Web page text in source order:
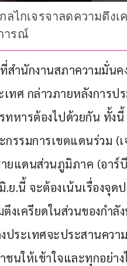
กลไกเจรจาลดความตึ
ารณ์
สำนักงานสภาความมั่น
เทศ กล่าวภายหลังการ
ทหารต้องไปด้วยกัน ทั้ง
กรรมการเขตแดนร่วม
ยแดนส่วนภูมิภาค (อาร์
.ย.นี้ จะต้องเน้นเรื่องจุ
ตึงเครียดในส่วนของกำ
ประเทศจะประสานคว
นให้เข้าใจและทุกอย่า